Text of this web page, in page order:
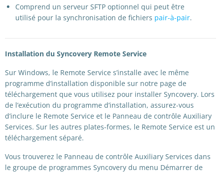
Comprend un serveur SFTP optionnel qui peut être
utilisé pour la synchronisation de fichiers pair-à-pair.
Installation du Syncovery Remote Service
Sur Windows, le Remote Service s’installe avec le même
programme d’installation disponible sur notre page de
téléchargement que vous utilisez pour installer Syncovery. Lors
de l’exécution du programme d’installation, assurez-vous
d’inclure le Remote Service et le Panneau de contrôle Auxiliary
Services. Sur les autres plates-formes, le Remote Service est un
téléchargement séparé.
Vous trouverez le Panneau de contrôle Auxiliary Services dans
le groupe de programmes Syncovery du menu Démarrer de